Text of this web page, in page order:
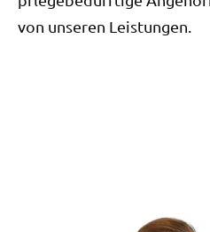
von unseren Leistungen.